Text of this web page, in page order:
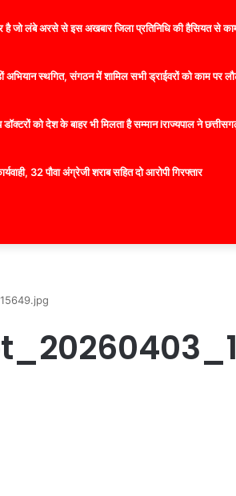
है जो लंबे अरसे से इस अखबार जिला प्रतिनिधि की हैसियत से
अभियान स्थगित, संगठन में शामिल सभी ड्राईवरों को काम पर
को देश के बाहर भी मिलता है सम्मान lराज्यपाल ने
32 पौवा अंग्रेजी शराब सहित दो आरोपी गिरफ्तार